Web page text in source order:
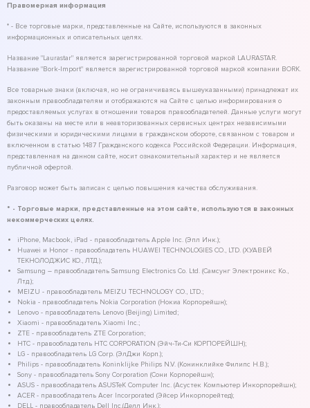
Правомерная информация
* - Все торговые марки, представленные на Сайте, используются в законных
информационных и описательных целях.
Название "Laurastar" является зарегистрированной торговой маркой LAURASTAR.
Название "Bork-Import" является зарегистрированной торговой маркой компании BORK.
Все товарные знаки (включая, но не ограничиваясь вышеуказанными) принадлежат их
законным правообладателям и отображаются на Сайте с целью информирования о
предоставляемых услугах в отношении товаров правообладателей. Данные услуги могут
быть оказаны на месте или в неавторизованных сервисных центрах независимыми
физическими и юридическими лицами в гражданском обороте, связанном с товаром и
включенном в статью 1487 Гражданского кодекса Российской Федерации. Информация,
представленная на данном сайте, носит ознакомительный характер и не является
публичной офертой.
Разговор может быть записан с целью повышения качества обслуживания.
* - Торговые марки, представленные на этом сайте, используются в законных
некоммерческих целях.
iPhone, Macbook, iPad - правообладатель Apple Inc. (Эпл Инк.);
Huawei и Honor - правообладатель HUAWEI TECHNOLOGIES CO., LTD. (ХУАВЕЙ
ТЕКНОЛОДЖИС КО., ЛТД.);
Samsung – правообладатель Samsung Electronics Co. Ltd. (Самсунг Электроникс Ко.,
Лтд.);
MEIZU - правообладатель MEIZU TECHNOLOGY CO., LTD.;
Nokia - правообладатель Nokia Corporation (Нокиа Корпорейшн);
Lenovo - правообладатель Lenovo (Beijing) Limited;
Xiaomi - правообладатель Xiaomi Inc.;
ZTE - правообладатель ZTE Corporation;
HTC - правообладатель HTC CORPORATION (Эйч-Ти-Си КОРПОРЕЙШН);
LG - правообладатель LG Corp. (ЭлДжи Корп.);
Philips - правообладатель Koninklijke Philips N.V. (Конинклийке Филипс Н.В.);
Sony - правообладатель Sony Corporation (Сони Корпорейшн);
ASUS - правообладатель ASUSTeK Computer Inc. (Асустек Компьютер Инкорпорейшн);
ACER - правообладатель Acer Incorporated (Эйсер Инкорпорейтед);
DELL - правообладатель Dell Inc.(Делл Инк.);